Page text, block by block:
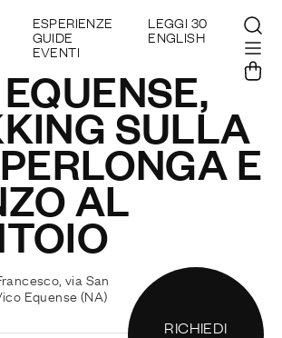
ESPERIENZE
GUIDE
EVENTI
LEGGI 30
ENGLISH
SULLA
E
AL
via San
Equense (NA)
RICHIEDI